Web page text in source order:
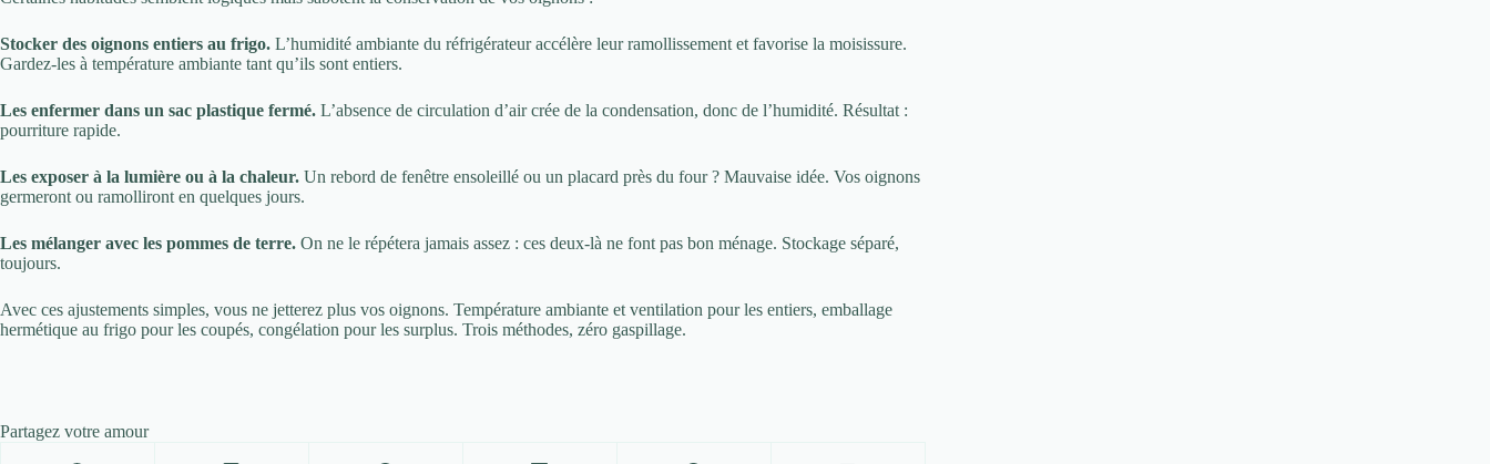
Stocker des oignons entiers au frigo. L’humidité ambiante du réfrigérateur accélère leur ramollissement et favorise la moisissure.
Gardez-les à température ambiante tant qu’ils sont entiers.
Les enfermer dans un sac plastique fermé. L’absence de circulation d’air crée de la condensation, donc de l’humidité. Résultat :
pourriture rapide.
Les exposer à la lumière ou à la chaleur. Un rebord de fenêtre ensoleillé ou un placard près du four ? Mauvaise idée. Vos oignons
germeront ou ramolliront en quelques jours.
Les mélanger avec les pommes de terre. On ne le répétera jamais assez : ces deux-là ne font pas bon ménage. Stockage séparé,
toujours.
Avec ces ajustements simples, vous ne jetterez plus vos oignons. Température ambiante et ventilation pour les entiers, emballage
hermétique au frigo pour les coupés, congélation pour les surplus. Trois méthodes, zéro gaspillage.
Partagez votre amour